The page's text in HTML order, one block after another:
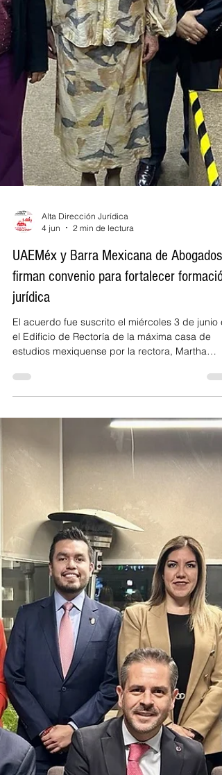
4 jun
2 min de lectura
UAEMéx y Barra Mexicana de Abogados
firman convenio para fortalecer formación
jurídica
El acuerdo fue suscrito el miércoles 3 de junio
el Edificio de Rectoría de la máxima casa de
estudios mexiquense por la rectora, Martha
de Abogados, Ana María Kudisch Castelló (foto:
cortesía BMA Edomex). La alianza impulsará
investigación, educación continua, movilidad
académica y actividades de actualización
profesional. Redacción ADJurídica Toluca,
de México. La Universid